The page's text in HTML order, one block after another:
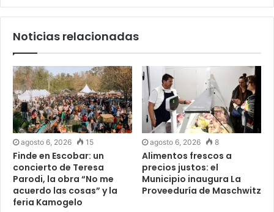
Noticias relacionadas
agosto 6, 2026 15
Finde en Escobar: un
concierto de Teresa
Parodi, la obra “No me
acuerdo las cosas” y la
feria Kamogelo
agosto 6, 2026 8
Alimentos frescos a
precios justos: el
Municipio inaugura La
Proveeduría de Maschwitz